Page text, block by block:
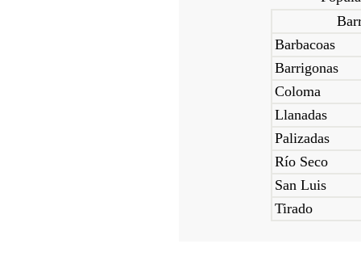
Barbacoas
Barrigonas
Coloma
Llanadas
Palizadas
Río Seco
San Luis
Tirado